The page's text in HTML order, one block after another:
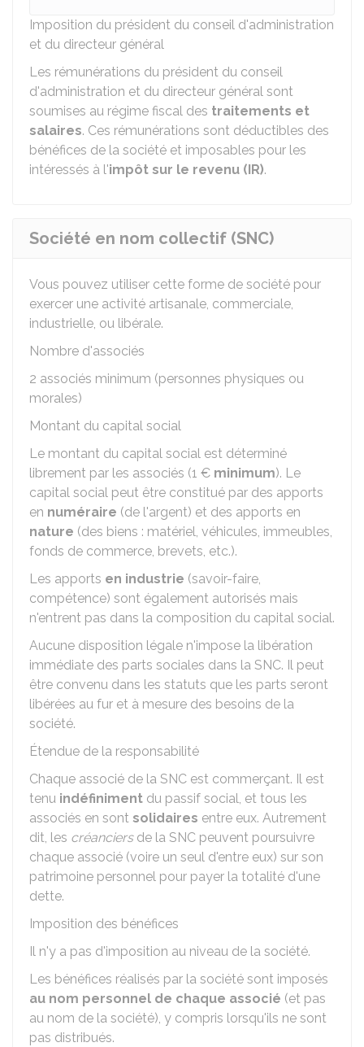
Imposition du président du conseil d'administration
et du directeur général
Les rémunérations du président du conseil
d'administration et du directeur général sont
soumises au régime fiscal des traitements et
salaires. Ces rémunérations sont déductibles des
bénéfices de la société et imposables pour les
intéressés à l'impôt sur le revenu (IR).
Société en nom collectif (SNC)
Vous pouvez utiliser cette forme de société pour
exercer une activité artisanale, commerciale,
industrielle, ou libérale.
Nombre d'associés
2 associés minimum (personnes physiques ou
morales)
Montant du capital social
Le montant du capital social est déterminé
librement par les associés (1 € minimum). Le
capital social peut être constitué par des apports
en numéraire (de l'argent) et des apports en
nature (des biens : matériel, véhicules, immeubles,
fonds de commerce, brevets, etc.).
Les apports en industrie (savoir-faire,
compétence) sont également autorisés mais
n'entrent pas dans la composition du capital social.
Aucune disposition légale n'impose la libération
immédiate des parts sociales dans la SNC. Il peut
être convenu dans les statuts que les parts seront
libérées au fur et à mesure des besoins de la
société.
Étendue de la responsabilité
Chaque associé de la SNC est commerçant. Il est
tenu indéfiniment du passif social, et tous les
associés en sont solidaires entre eux. Autrement
dit, les créanciersde la SNC peuvent poursuivre
chaque associé (voire un seul d'entre eux) sur son
patrimoine personnel pour payer la totalité d'une
dette.
Imposition des bénéfices
Il n'y a pas d'imposition au niveau de la société.
Les bénéfices réalisés par la société sont imposés
au nom personnel de chaque associé (et pas
au nom de la société), y compris lorsqu'ils ne sont
pas distribués.